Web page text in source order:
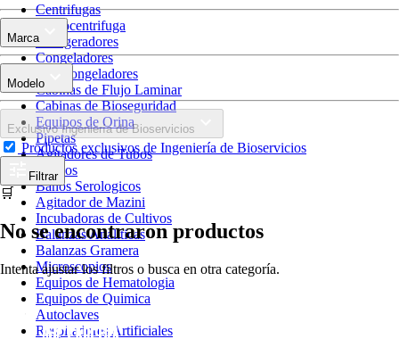
Centrifugas
Microcentrifuga
Refrigeradores
Congeladores
Ultracongeladores
Cabinas de Flujo Laminar
Cabinas de Bioseguridad
Equipos de Orina
Pipetas
Agitadores de Tubos
Hornos
Baños Serologicos
Agitador de Mazini
Incubadoras de Cultivos
Balanzas Analiticas
Balanzas Gramera
Microscopios
Equipos de Hematologia
Equipos de Quimica
Autoclaves
Respiradores Artificiales
Marca
Modelo
Exclusivo Ingeniería de Bioservicios
Productos exclusivos de Ingeniería de Bioservicios
Filtrar
🛒
No se encontraron productos
Intenta ajustar los filtros o busca en otra categoría.